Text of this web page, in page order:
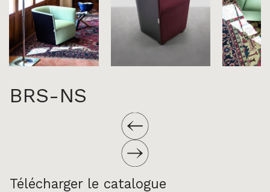
BRS-NS
Télécharger le catalogue